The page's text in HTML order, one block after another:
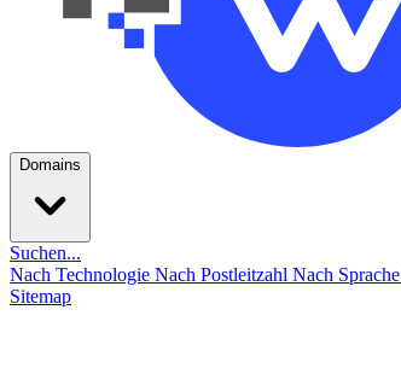
Domains
Suchen...
Nach Technologie Nach Postleitzahl Nach Sprache
Sitemap